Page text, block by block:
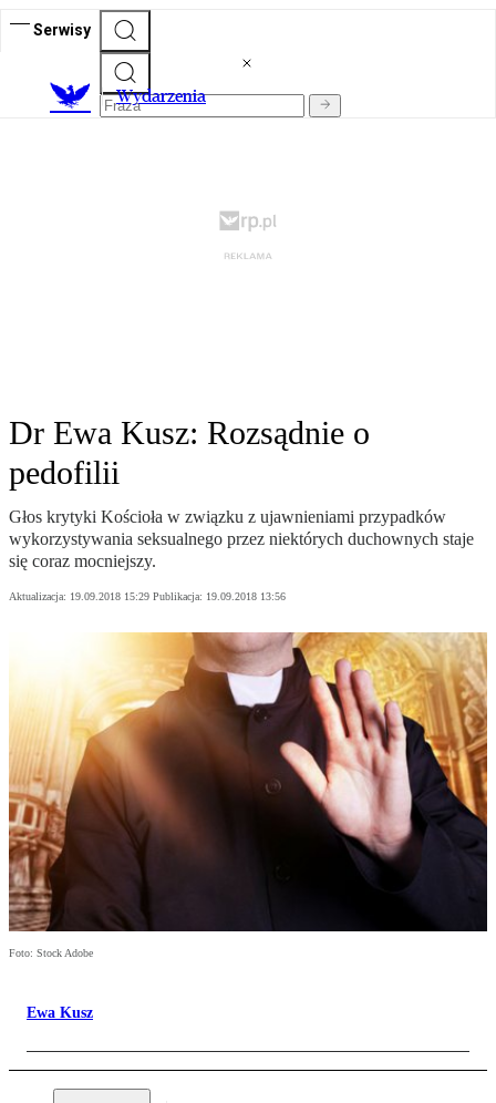
Serwisy
Wydarzenia
Dr Ewa Kusz: Rozsądnie o
pedofilii
Głos krytyki Kościoła w związku z ujawnieniami przypadków
wykorzystywania seksualnego przez niektórych duchownych staje
się coraz mocniejszy.
Aktualizacja: 19.09.2018 15:29 Publikacja: 19.09.2018 13:56
Foto: Stock Adobe
Ewa Kusz